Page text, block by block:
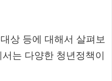
상 등에 대해서 살펴보
는 다양한 청년정책이